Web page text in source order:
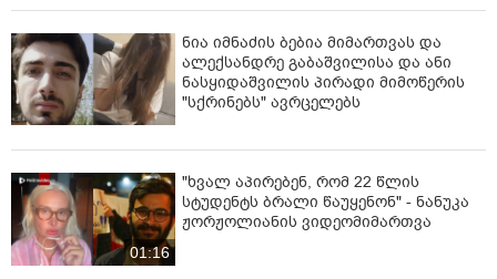
ნია იმნაძის ბებია მიმართვას და
ალექსანდრე გაბაშვილისა და ანი
ნასყიდაშვილის პირადი მიმოწერის
"სქრინებს" ავრცელებს
01:16
"ხვალ აპირებენ, რომ 22 წლის
სტუდენტს ბრალი წაუყენონ" - ნანუკა
ჟორჟოლიანის ვიდეომიმართვა